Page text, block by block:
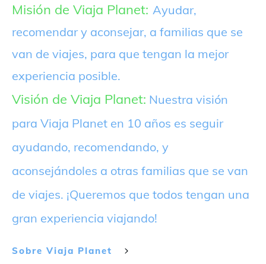
Misión de Viaja Planet: Ayudar,
recomendar y aconsejar, a familias que se
van de viajes, para que tengan la mejor
experiencia posible.
Visión de Viaja Planet: Nuestra visión
para Viaja Planet en 10 años es seguir
ayudando, recomendando, y
aconsejándoles a otras familias que se van
de viajes. ¡Queremos que todos tengan una
gran experiencia viajando!
Sobre Viaja Planet